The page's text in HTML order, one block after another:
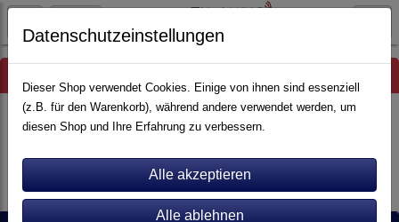
Datenschutzeinstellungen
Dieser Shop verwendet Cookies. Einige von ihnen sind essenziell
(z.B. für den Warenkorb), während andere verwendet werden, um
diesen Shop und Ihre Erfahrung zu verbessern.